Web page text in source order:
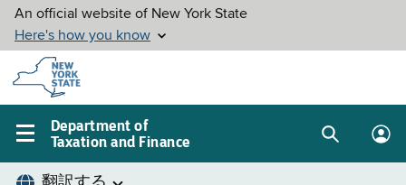
Skip to
main
content
Department of
Taxation and Finance
Main
navigation
SearchLog